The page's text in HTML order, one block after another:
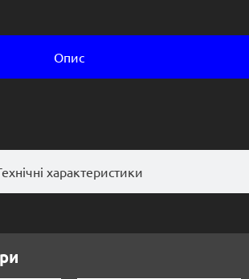
Опис
характеристики